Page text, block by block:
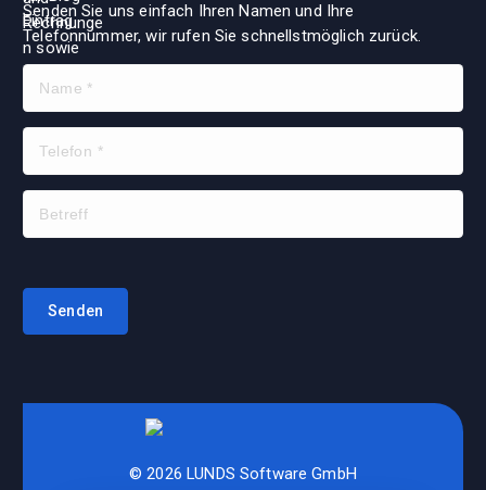
Senden Sie uns einfach Ihren Namen und Ihre
Telefonnummer, wir rufen Sie schnellstmöglich zurück.
© 2026 LUNDS Software GmbH